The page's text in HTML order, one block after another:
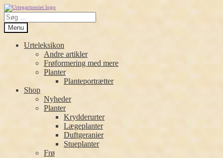
Spring
til
navigation
Spring
til
indhold
Søg
efter:
Menu
Urteleksikon
Andre artikler
Frøformering med mere
Planter
Planteportrætter
Shop
Nyheder
Planter
Krydderurter
Lægeplanter
Duftgeranier
Stueplanter
Frø